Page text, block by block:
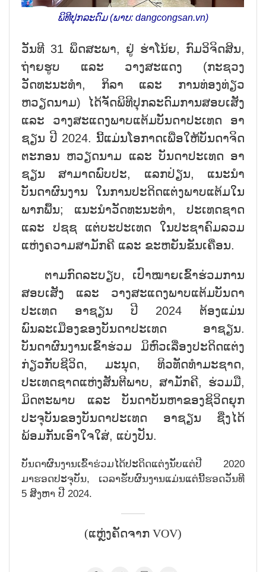
ພິທີປຸກລະດົມ (ພາບ: dangcongsan.vn)
ວັນທີ 31 ພຶດສະພາ, ຢູ່ ຮ່າໂນ້ຍ, ກົມວິຈິດສິນ,
ຖ່າຍຮູບ ແລະ ວາງສະແດງ (ກະຊວງ
ວັດທະນະທຳ, ກິລາ ແລະ ການທ່ອງທ່ຽວ
ຫວຽດນາມ) ໄດ້ຈັດພິທີປຸກລະດົມການສອບເສັງ
ແລະ ວາງສະແດງພາບແຕ້ມບັນດາປະເທດ ອາ
ຊຽນ ປີ 2024. ນີ້ແມ່ນໂອກາດເພື່ອໃຫ້ບັນດາຈິດ
ຕະກອນ ຫວຽດນາມ ແລະ ບັນດາປະເທດ ອາ
ຊຽນ ສາມາດພົບປະ, ແລກປ່ຽນ, ແນະນຳ
ບັນດາຜົນງານ ໃນການປະດິດແຕ່ງພາບແຕ້ມໃນ
ພາກພື້ນ; ແນະນຳວັດທະນະທຳ, ປະເທດຊາດ
ແລະ ປຊຊ ແຕ່ບະປະເທດ ໃນປະຊາຄົມລວມ
ແຫ່ງຄວາມສາມັກຄີ ແລະ ຂະຫຍັນຂັນເຄື່ອນ.
ຕາມກົດລະບຽບ, ເປົາໝາຍເຂົ້າຮ່ວມການ
ສອບເສັງ ແລະ ວາງສະແດງພາບແຕ້ມບັນດາ
ປະເທດ ອາຊຽນ ປີ 2024 ຕ້ອງແມ່ນ
ພົນລະເມືອງຂອງບັນດາປະເທດ ອາຊຽນ.
ບັນດາຜົນງານເຂົ້າຮ່ວມ ມິຫົວເລື່ອງປະດິດແຕ່ງ
ກ່ຽວກັບຊີວິດ, ມະນຸດ, ທິວທັດທຳມະຊາດ,
ປະເທດຊາດແຫ່ງສັນຕີພາບ, ສາມັກຄີ, ຮ່ວມມື,
ມິດຕະພາບ ແລະ ບັນດາບັນຫາຂອງຊິວິດຍຸກ
ປະຈຸບັນຂອງບັນດາປະເທດ ອາຊຽນ ຊື່ງໄດ້
ພ້ອມກັນເອົາໃຈໃສ່, ແບ່ງປັນ.
ບັນດາຜົນງານເຂົ້າຮ່ວມໄດ້ປະດິດແຕ່ງນັບແຕ່ປີ 2020
ມາຮອດປະຈຸບັນ, ເວລາຮັບຜົນງານແມ່ນແຕ່ນີ້ຮອດວັນທີ
5 ສິງຫາ ປີ 2024.
(ແຫຼ່ງຄັດຈາກ VOV)